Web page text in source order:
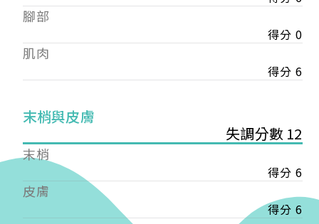
腳部
得分 0
肌肉
得分 6
末梢與皮膚
失調分數 12
末梢
得分 6
皮膚
得分 6
——
【會費】
個人會員:
入會費新臺幣1200元，於會員入會時繳納；常年會
入會費新臺幣3000元，於會員入會時繳納；常年會
戶名: 社團法人台灣自律神經健康培訓暨發展協會
帳號: 003-03-501566-2
銀行: (013) 國泰世華 南京東路分行